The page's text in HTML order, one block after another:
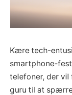
Kære tech-
smartphone-
telefoner, der vil
guru til at spærre